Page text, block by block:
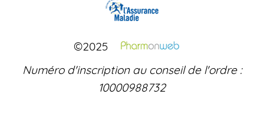
©2025
Numéro d'inscription au conseil de l'ordre :
10000988732